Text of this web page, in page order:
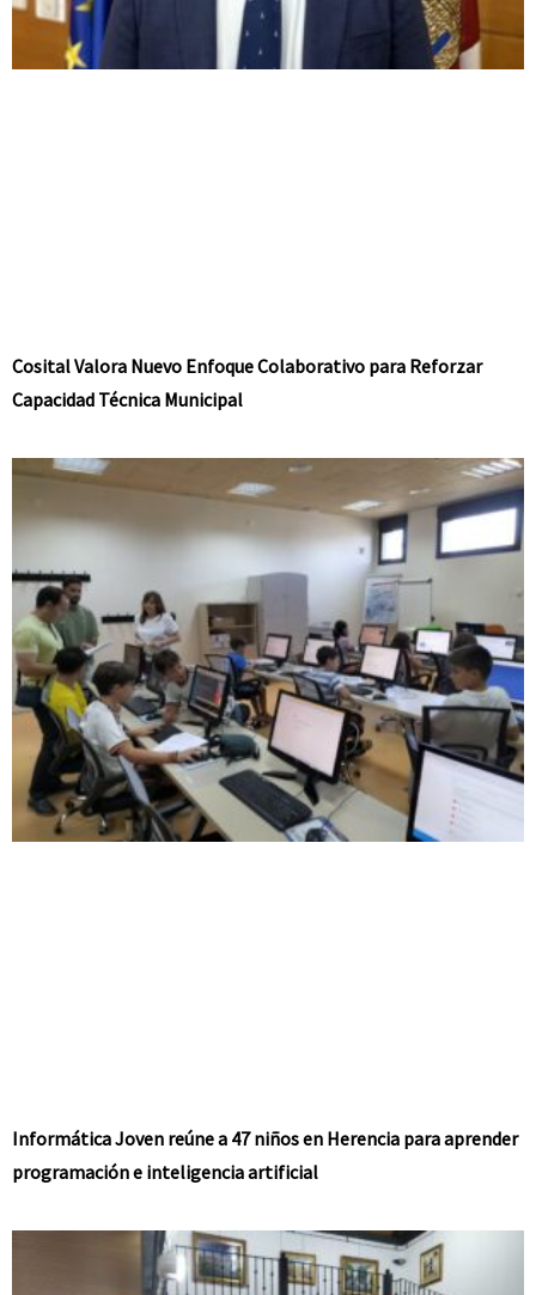
Cosital Valora Nuevo Enfoque Colaborativo para Reforzar
Capacidad Técnica Municipal
Informática Joven reúne a 47 niños en Herencia para aprender
programación e inteligencia artificial